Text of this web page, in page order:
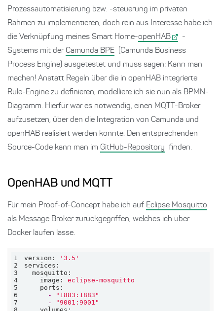
Prozessautomatisierung bzw. -steuerung im privaten
Rahmen zu implementieren, doch rein aus Interesse habe ich
die Verknüpfung meines Smart Home-openHAB
-
Systems mit der Camunda BPE
(Camunda Business
Process Engine) ausgetestet und muss sagen: Kann man
machen! Anstatt Regeln über die in openHAB integrierte
Rule-Engine zu definieren, modelliere ich sie nun als BPMN-
Diagramm. Hierfür war es notwendig, einen MQTT-Broker
aufzusetzen, über den die Integration von Camunda und
openHAB realisiert werden konnte. Den entsprechenden
Source-Code kann man im GitHub-Repository finden.
OpenHAB und MQTT
Für mein Proof-of-Concept habe ich auf Eclipse Mosquitto
als Message Broker zurückgegriffen, welches ich über
Docker laufen lasse.
1 version:
'3.5'
2
services:
3
mosquitto:
4
image:
eclipse-mosquitto
5
ports:
6
-
"1883:1883"
7
-
"9001:9001"